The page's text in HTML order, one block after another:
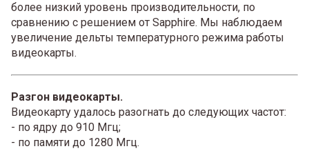
более низкий уровень производительности, по
сравнению с решением от Sapphire. Мы наблюдаем
увеличение дельты температурного режима работы
видеокарты.
Разгон видеокарты.
Видеокарту удалось разогнать до следующих частот:
- по ядру до 910 Мгц;
- по памяти до 1280 Мгц.